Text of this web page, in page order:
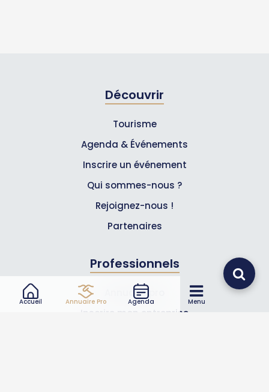
Accueil Annuaire Pro Agenda Menu
Découvrir
Tourisme
Agenda & Événements
Inscrire un événement
Qui sommes-nous ?
Rejoignez-nous !
Partenaires
Professionnels
Annuaire pro
Inscrire mon entreprise